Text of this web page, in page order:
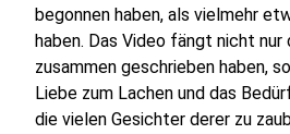
begonnen haben, als vielmehr
haben. Das Video fängt nicht nur
zusammen geschrieben haben,
Liebe zum Lachen und das
die vielen Gesichter derer zu